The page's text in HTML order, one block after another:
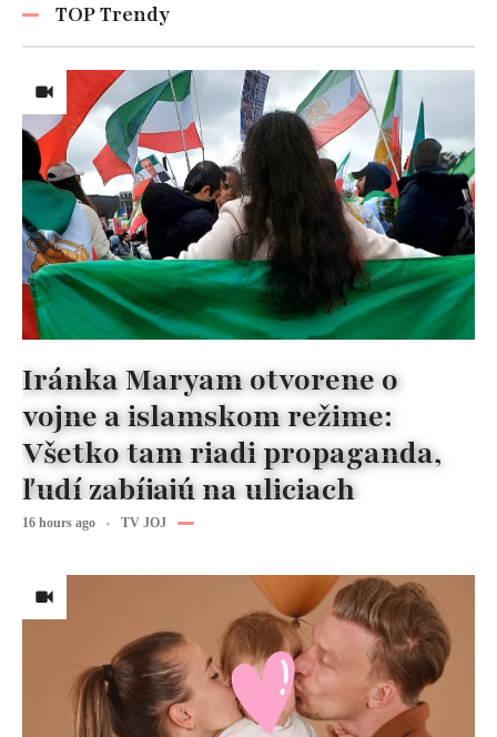
TOP Trendy
Iránka Maryam otvorene o
vojne a islamskom režime:
Všetko tam riadi propaganda,
ľudí zabíjajú na uliciach
16 hours ago TV JOJ